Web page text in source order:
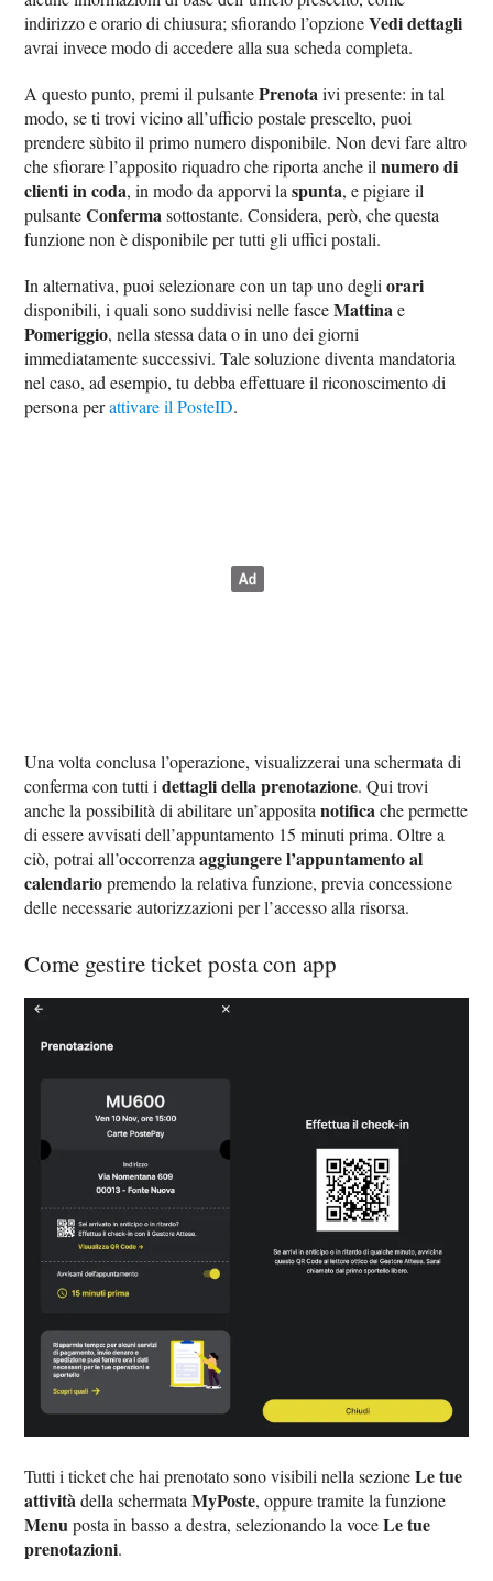
indirizzo e orario di chiusura; sfiorando l’opzioneVedi dettagli
avrai invece modo di accedere alla sua scheda completa.
A questo punto, premi il pulsantePrenotaivi presente: in tal
modo, se ti trovi vicino all’ufficio postale prescelto, puoi
prendere sùbito il primo numero disponibile. Non devi fare altro
che sfiorare l’apposito riquadro che riporta anche ilnumero di
clienti in coda, in modo da apporvi laspunta, e pigiare il
pulsanteConfermasottostante. Considera, però, che questa
funzione non è disponibile per tutti gli uffici postali.
In alternativa, puoi selezionare con un tap uno degliorari
disponibili, i quali sono suddivisi nelle fasceMattinae
Pomeriggio, nella stessa data o in uno dei giorni
immediatamente successivi. Tale soluzione diventa mandatoria
nel caso, ad esempio, tu debba effettuare il riconoscimento di
persona perattivare il PosteID.
Una volta conclusa l’operazione, visualizzerai una schermata di
conferma con tutti idettagli della prenotazione. Qui trovi
anche la possibilità di abilitare un’appositanotificache permette
di essere avvisati dell’appuntamento 15 minuti prima. Oltre a
ciò, potrai all’occorrenzaaggiungere l’appuntamento al
calendariopremendo la relativa funzione, previa concessione
delle necessarie autorizzazioni per l’accesso alla risorsa.
Come gestire ticket posta con app
Tutti i ticket che hai prenotato sono visibili nella sezioneLe tue
attivitàdella schermataMyPoste, oppure tramite la funzione
Menuposta in basso a destra, selezionando la voceLe tue
prenotazioni.